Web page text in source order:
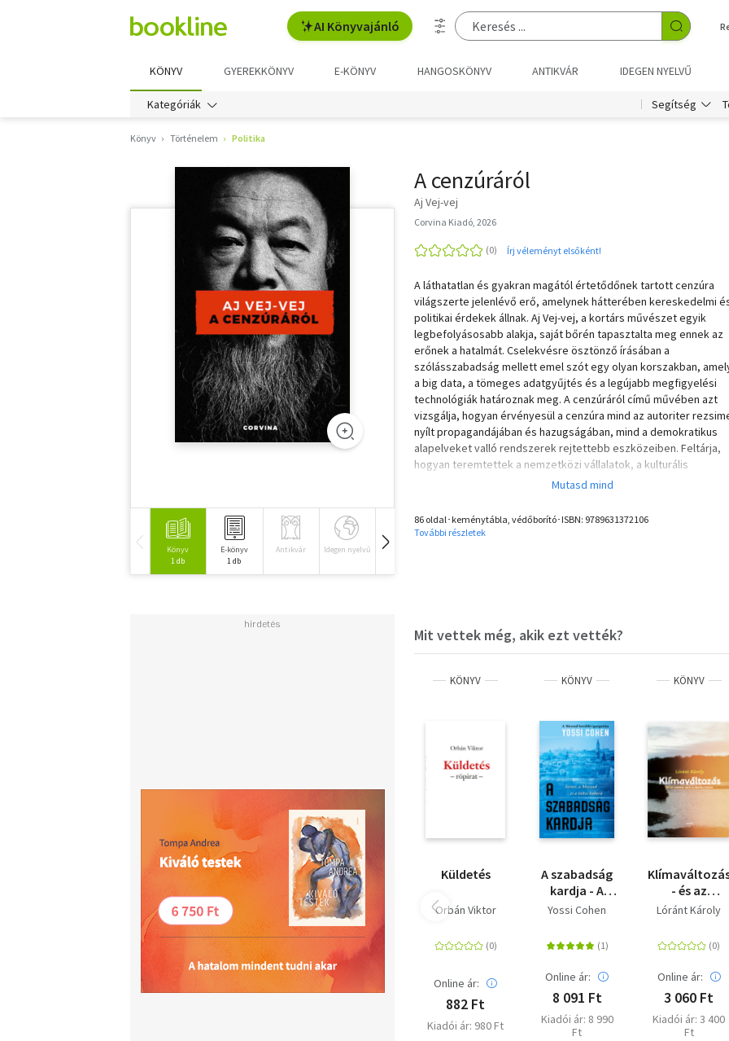
AI Könyvajánló
KÖNYV GYEREKKÖNYV E-KÖNYV HANGOSKÖNYV ANTIKVÁR IDEGEN NYELVŰ
Kategóriák Segítség
Könyv Történelem Politika
Könyv
1 db
E-könyv
1 db
Antikvár Idegen nyelvű Hangoskönyv
A cenzúráról
Aj Vej-vej
Corvina Kiadó, 2026
Írj véleményt elsőként!
A láthatatlan és gyakran magától értetődőnek tartott cenzúra
világszerte jelenlévő erő, amelynek hátterében kereskedelmi
politikai érdekek állnak. Aj Vej-vej, a kortárs művészet egyik
legbefolyásosabb alakja, saját bőrén tapasztalta meg ennek az
erőnek a hatalmát. Cselekvésre ösztönző írásában a
szólásszabadság mellett emel szót egy olyan korszakban,
a big data, a tömeges adatgyűjtés és a legújabb megfigyelési
technológiák határoznak meg. A cenzúráról című művében azt
vizsgálja, hogyan érvényesül a cenzúra mind az autoriter
nyílt propagandájában és hazugságában, mind a demokratikus
alapelveket valló rendszerek rejtettebb eszközeiben. Feltárja,
hogyan teremtettek a nemzetközi vállalatok, a kulturális
intézmények, a közösségi média és a "szabadság" ideológiája
termékeny és sokoldalú Aj Vej-vej a legismertebb kortárs kínai
művész és aktivista. Szobrász, festő, fotós, építész és filmes, de
igazságtalanságra. Művészete és aktivizmusa szervesen
összefonódik, és az elnyomás elleni harc erőteljes közvetítője.
86 oldal･keménytábla, védőborító･ISBN: 9789631372106
További részletek
Mit vettek még, akik ezt vették?
KÖNYV
Küldetés
Orbán Viktor
Online ár:
882 Ft
Kiadói ár: 980 Ft
KÖNYV
A szabadság
kardja - A
Moszad
igazgatója -
Izrael, a
Moszad és a
Yossi Cohen
Online ár:
8 091 Ft
Kiadói ár: 8 990
Ft
KÖNYV
- és az
Európai Unió
Lóránt Károly
Online ár:
3 060 Ft
Kiadói ár: 3 400
Ft